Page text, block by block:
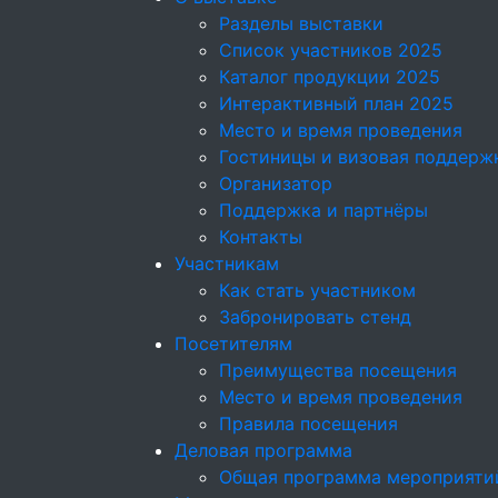
Разделы выставки
Список участников 2025
Каталог продукции 2025
Интерактивный план 2025
Место и время проведения
Гостиницы и визовая
Организатор
Поддержка и партнёры
Контакты
Участникам
Как стать участником
Забронировать стенд
Посетителям
Преимущества посещения
Место и время проведения
Правила посещения
Деловая программа
Общая программа